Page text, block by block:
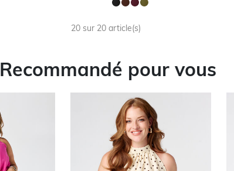
20 sur 20 article(s)
Recommandé pour vous